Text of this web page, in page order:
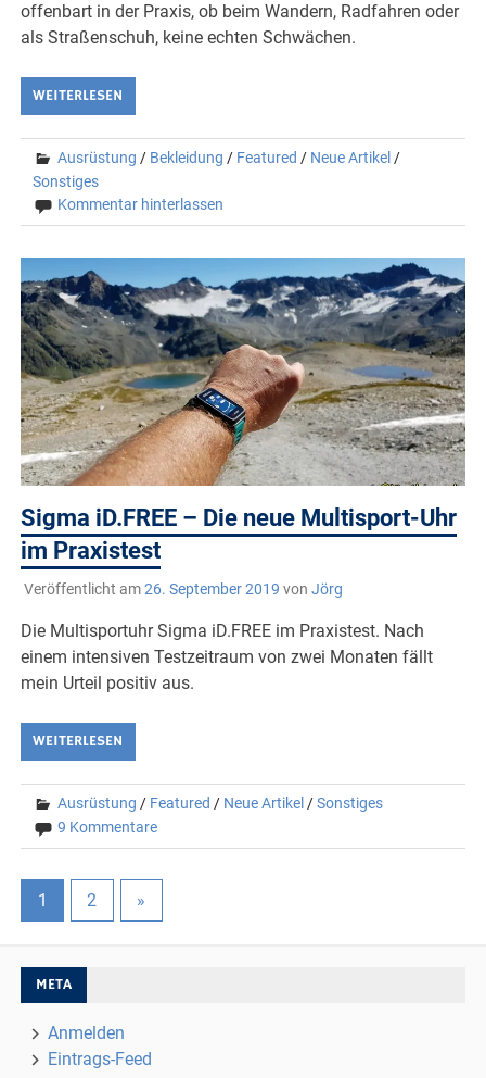
offenbart in der Praxis, ob beim Wandern, Radfahren oder
als Straßenschuh, keine echten Schwächen.
WEITERLESEN
Ausrüstung / Bekleidung / Featured / Neue Artikel /
Sonstiges
Kommentar hinterlassen
Sigma iD.FREE – Die neue Multisport-Uhr
im Praxistest
Veröffentlicht am26. September 2019 von Jörg
Die Multisportuhr Sigma iD.FREE im Praxistest. Nach
einem intensiven Testzeitraum von zwei Monaten fällt
mein Urteil positiv aus.
WEITERLESEN
Ausrüstung / Featured / Neue Artikel /Sonstiges
9 Kommentare
1 2 »
META
Anmelden
Eintrags-Feed